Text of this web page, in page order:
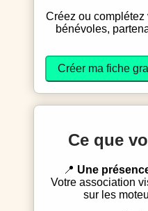
Créez ou complétez votre fiche pour informer
bénévoles,
Créer ma fiche
Ce que
Une
Votre association
sur les